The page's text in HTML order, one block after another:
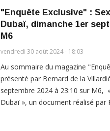
"Enquête Exclusive" :
Dubaï, dimanche 1er
M6
vendredi 30 août 2024 - 18:03
Au sommaire du magazine
présenté par Bernard de la
septembre 2024 à 23:10 sur M6,
Dubaï », un document réalisé par